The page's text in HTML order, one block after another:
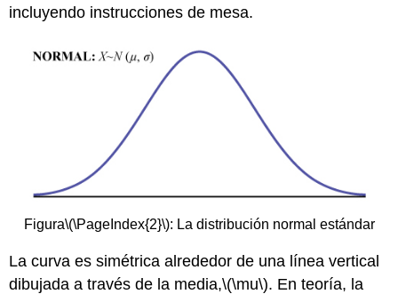
incluyendo instrucciones de mesa.
Figura\(\PageIndex{2}\): La distribución normal estándar
La curva es simétrica alrededor de una línea vertical
dibujada a través de la media,\(\mu\). En teoría, la